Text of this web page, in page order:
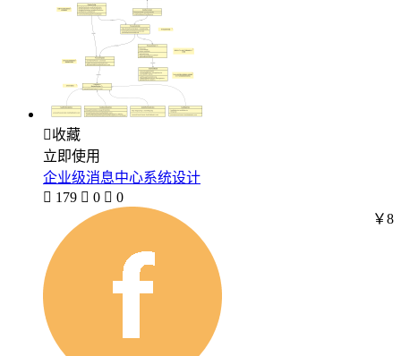
收藏
立即使用
企业级消息中心系统设计
 179  0  0
￥8